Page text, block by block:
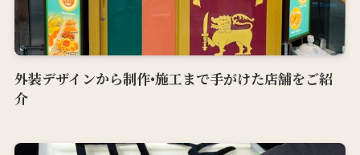
外装デザインから制作•施工まで手がけた店舗をご紹
介